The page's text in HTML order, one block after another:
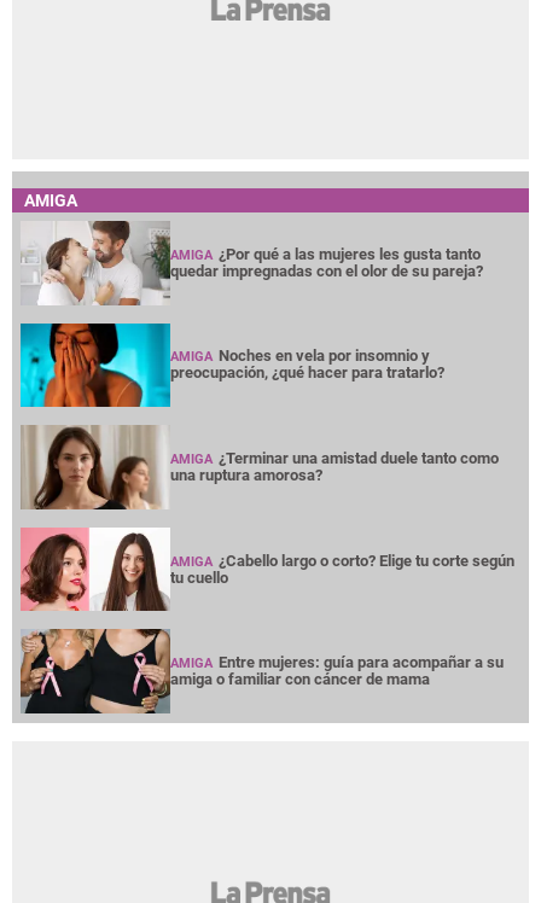
AMIGA
AMIGA ¿Por qué a las mujeres les gusta tanto
quedar impregnadas con el olor de su pareja?
AMIGA Noches en vela por insomnio y
preocupación, ¿qué hacer para tratarlo?
AMIGA ¿Terminar una amistad duele tanto como
una ruptura amorosa?
AMIGA ¿Cabello largo o corto? Elige tu corte según
tu cuello
AMIGA Entre mujeres: guía para acompañar a su
amiga o familiar con cáncer de mama